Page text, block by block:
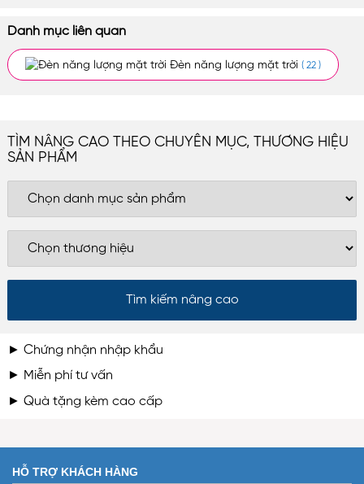
Danh mục liên quan
Đèn năng lượng mặt trời ( 22 )
TÌM NÂNG CAO THEO CHUYÊN MỤC, THƯƠNG HIỆU
SẢN PHẨM
► Chứng nhận nhập khẩu
► Miễn phí tư vấn
► Quà tặng kèm cao cấp
HỖ TRỢ KHÁCH HÀNG